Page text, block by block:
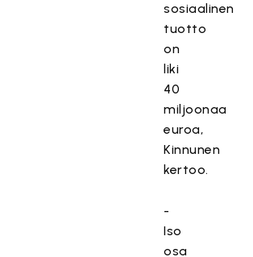
sosiaalinen
tuotto
on
liki
40
miljoonaa
euroa,
Kinnunen
kertoo.
-
Iso
osa